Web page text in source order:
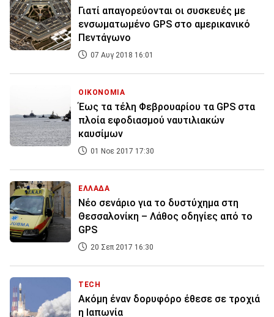
Γιατί απαγορεύονται οι συσκευές με
ενσωματωμένο GPS στο αμερικανικό
Πεντάγωνο
07 Αυγ 2018 16:01
ΟΙΚΟΝΟΜΙΑ
Έως τα τέλη Φεβρουαρίου τα GPS στα
πλοία εφοδιασμού ναυτιλιακών
καυσίμων
01 Νοε 2017 17:30
ΕΛΛΑΔΑ
Νέο σενάριο για το δυστύχημα στη
Θεσσαλονίκη – Λάθος οδηγίες από το
GPS
20 Σεπ 2017 16:30
TECH
Ακόμη έναν δορυφόρο έθεσε σε τροχιά
η Ιαπωνία